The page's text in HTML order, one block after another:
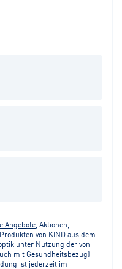
Angebote, Aktionen,
von KIND aus dem
unter Nutzung der von
mit Gesundheitsbezug)
ist jederzeit im